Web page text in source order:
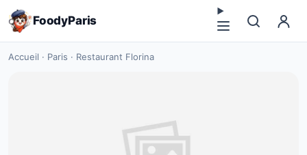
FoodyParis
Accueil · Paris · Restaurant Florina